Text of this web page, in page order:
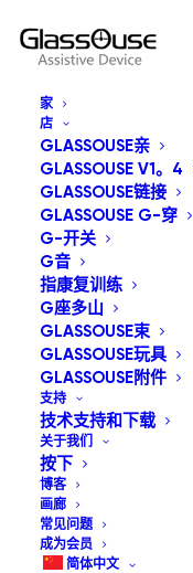
家
店
GLASSOUSE亲
GLASSOUSE V1。4
GLASSOUSE链接
GLASSOUSE G-穿
G-开关
G音
指康复训练
G座多山
GLASSOUSE束
GLASSOUSE玩具
GLASSOUSE附件
支持
技术支持和下载
关于我们
按下
博客
画廊
常见问题
成为会员
简体中文
理解用
提辅助